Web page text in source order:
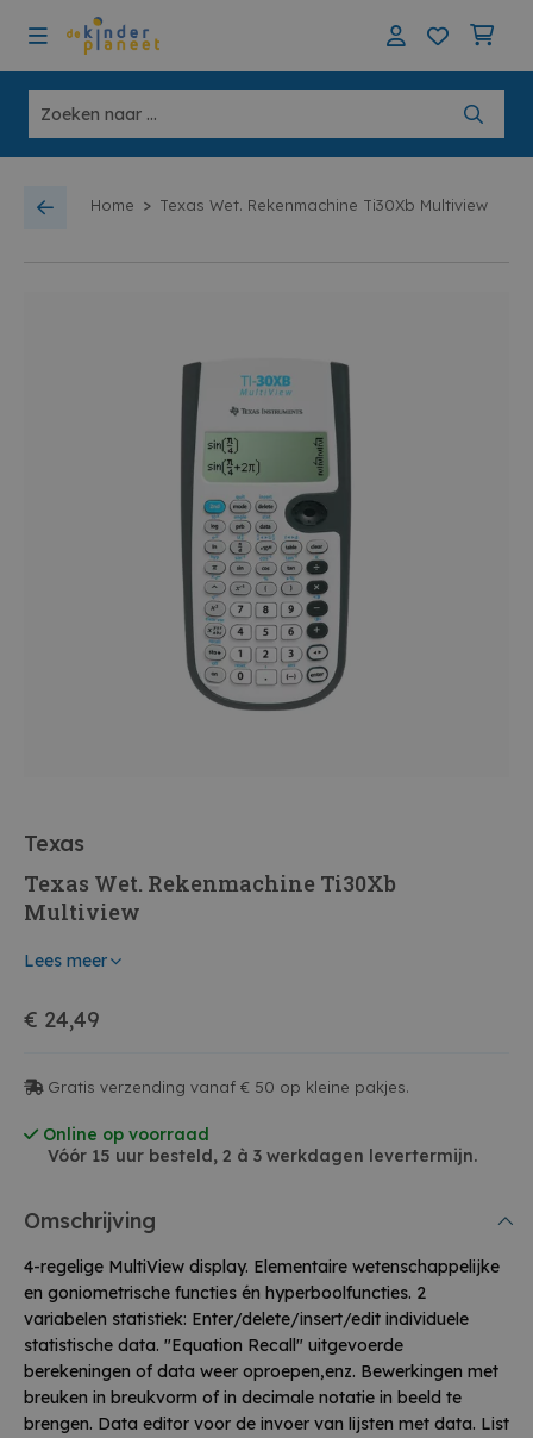
Home > Texas Wet. Rekenmachine Ti30Xb Multiview
Texas
Texas Wet. Rekenmachine Ti30Xb
Multiview
Lees meer
€ 24,49
Gratis verzending vanaf € 50 op kleine pakjes.
Online op voorraad
Vóór 15 uur besteld, 2 à 3 werkdagen levertermijn.
Omschrijving
4-regelige MultiView display. Elementaire wetenschappelijke
en goniometrische functies én hyperboolfuncties. 2
variabelen statistiek: Enter/delete/insert/edit individuele
statistische data. "Equation Recall" uitgevoerde
berekeningen of data weer oproepen,enz. Bewerkingen met
breuken in breukvorm of in decimale notatie in beeld te
brengen. Data editor voor de invoer van lijsten met data. List